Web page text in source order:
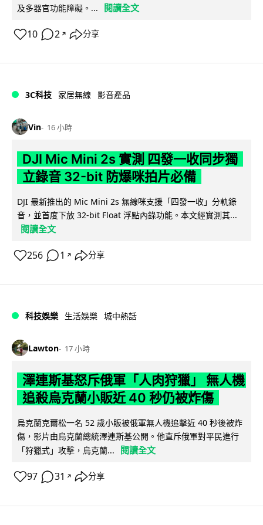
及多器官功能障礙。...
閱讀全文
10 2 ↗ 分享
3C科技 家居無線 影音產品
Vin 16 小時
DJI Mic Mini 2s 實測 四發一收同步獨
立錄音 32-bit 防爆咪拍片必備
DJI 最新推出的 Mic Mini 2s 無線咪支援「四發一收」分軌錄
音，並首度下放 32-bit Float 浮點內錄功能。本文經實測其...
閱讀全文
256 1 ↗ 分享
科技娛樂 生活娛樂 城中熱話
Lawton 17 小時
澤連斯基怒斥俄軍「人肉狩獵」 無人機
追殺烏克蘭小販近 40 秒仍被炸傷
烏克蘭克爾松一名 52 歲小販被俄軍無人機追擊近 40 秒後被炸
傷，影片由烏克蘭總統澤連斯基公開。他直斥俄軍對平民進行
「狩獵式」攻擊，烏克蘭...
閱讀全文
97 31 ↗ 分享